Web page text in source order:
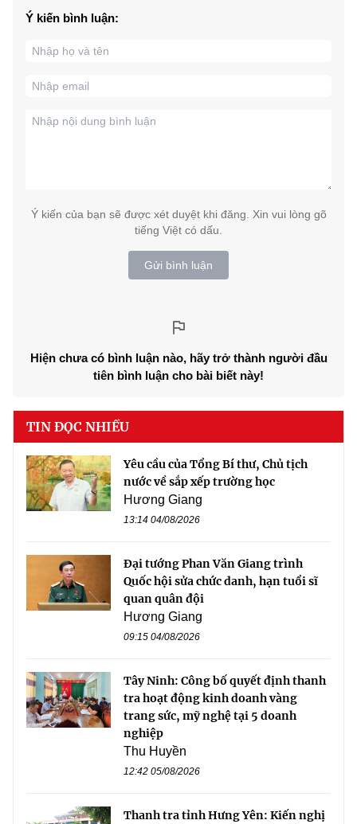
Ý kiến bình luận:
Ý kiến của bạn sẽ được xét duyệt khi đăng. Xin vui lòng gõ
tiếng Việt có dấu.
Gửi bình luận
Hiện chưa có bình luận nào, hãy trở thành người đầu
tiên bình luận cho bài biết này!
TIN ĐỌC NHIỀU
Yêu cầu của Tổng Bí thư, Chủ tịch
nước về sắp xếp trường học
Hương Giang
13:14 04/08/2026
Đại tướng Phan Văn Giang trình
Quốc hội sửa chức danh, hạn tuổi sĩ
quan quân đội
Hương Giang
09:15 04/08/2026
Tây Ninh: Công bố quyết định thanh
tra hoạt động kinh doanh vàng
trang sức, mỹ nghệ tại 5 doanh
nghiệp
Thu Huyền
12:42 05/08/2026
Thanh tra tỉnh Hưng Yên: Kiến nghị